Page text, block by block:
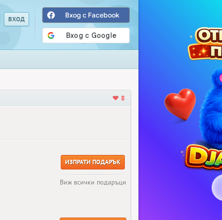
Вход с Facebook
8
ИЗПРАТИ ПОДАРЪК
Виж всички подаръци